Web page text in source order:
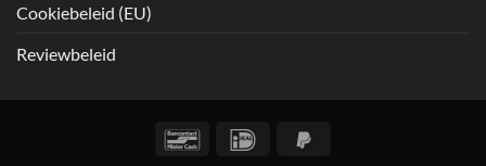
Cookiebeleid (EU)
Reviewbeleid
BancontactIDeal